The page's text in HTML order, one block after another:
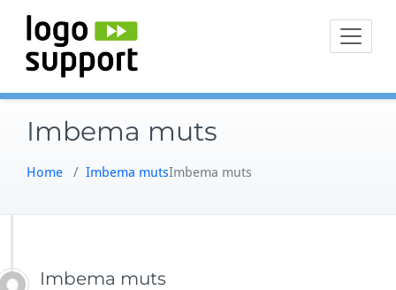
Doorgaan
inhoud
Imbema muts
Home / Imbema mutsImbema muts
Imbema muts